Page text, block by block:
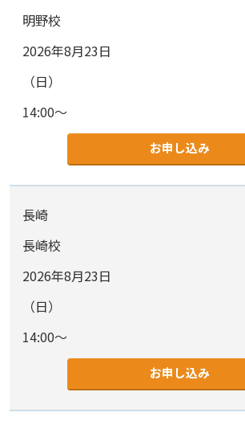
明野校
2026年8月23日
（日）
14:00～
お申し込み
長崎
長崎校
2026年8月23日
（日）
14:00～
お申し込み